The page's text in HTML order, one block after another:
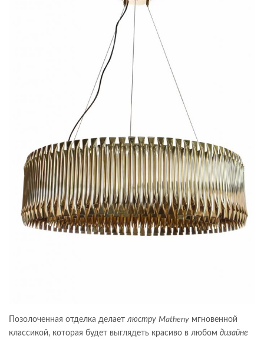
Позолоченная отделка делает люстру Matheny мгновенной
классикой, которая будет выглядеть красиво в любом дизайне